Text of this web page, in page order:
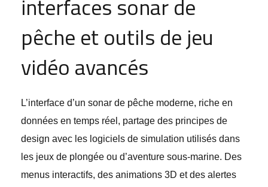
interfaces sonar de
pêche et outils de jeu
vidéo avancés
L’interface d’un sonar de pêche moderne, riche en
données en temps réel, partage des principes de
design avec les logiciels de simulation utilisés dans
les jeux de plongée ou d’aventure sous-marine. Des
menus interactifs, des animations 3D et des alertes